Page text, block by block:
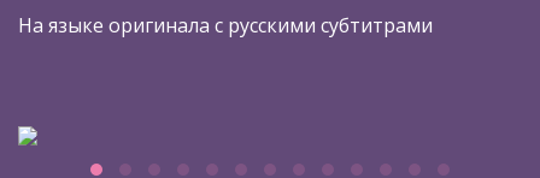
На языке оригинала с русскими субтитрами